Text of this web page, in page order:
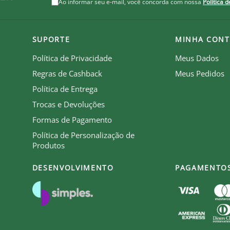
SUPORTE
Política de Privacidade
Regras de Cashback
Política de Entrega
Trocas e Devoluções
Formas de Pagamento
Política de Personalização de
Produtos
MINHA
Meus Dados
Meus Pedidos
DESENVOLVIMENTO